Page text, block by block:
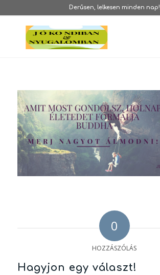
Derűsen, lelkesen minden nap!
0
HOZZÁSZÓLÁS
Hagyjon egy választ!